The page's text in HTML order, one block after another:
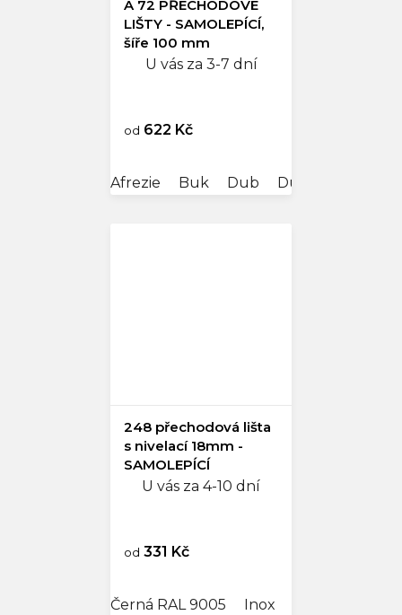
A 72 PŘECHODOVÉ
LIŠTY - SAMOLEPÍCÍ,
šíře 100 mm
U vás za 3-7 dní
od 622 Kč
Afrezie Buk Dub Dub antik
248 přechodová lišta
s nivelací 18mm -
SAMOLEPÍCÍ
U vás za 4-10 dní
od 331 Kč
Černá RAL 9005 Inox